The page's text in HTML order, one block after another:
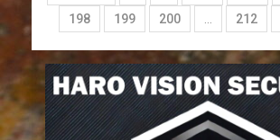
198
199 200 212